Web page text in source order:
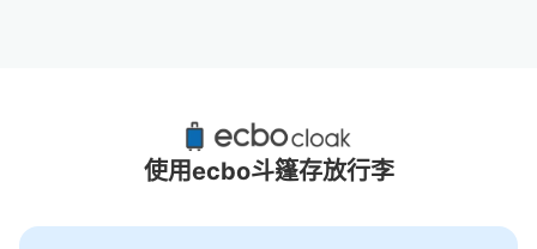
橫濱紅磚倉庫附近推薦的寄物櫃
6個投幣式置物櫃
使用ecbo斗篷存放行李